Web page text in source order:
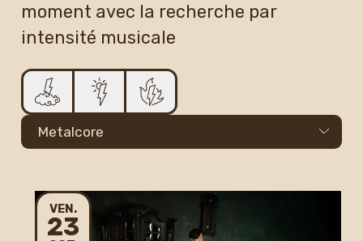
moment avec la recherche par
intensité musicale
VENDREDI
VEN.
23
Le Gueulard Plus
Accueil et infos
pratiques
Carte G+ et Studio+
Newsletter